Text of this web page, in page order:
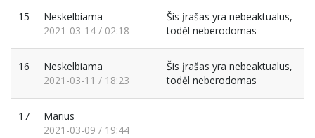
15
Neskelbiama
2021-03-14 / 02:18
Šis įrašas yra nebeaktualus,
todėl neberodomas
16
Neskelbiama
2021-03-11 / 18:23
Šis įrašas yra nebeaktualus,
todėl neberodomas
17
Marius
2021-03-09 / 19:44